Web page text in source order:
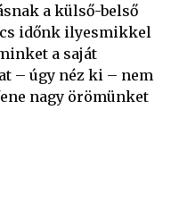
a külső-belső
időnk ilyesmikkel
a saját
– úgy néz ki – nem
nagy örömünket